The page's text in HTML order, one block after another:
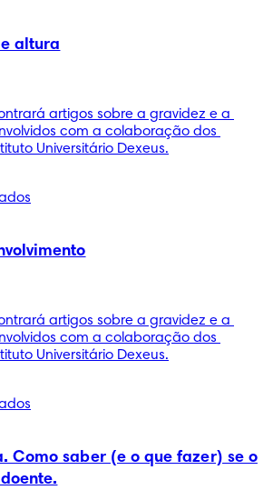
altura
artigos sobre a gravidez e a
com a colaboração dos
Universitário Dexeus.
artigos sobre a gravidez e a
com a colaboração dos
Universitário Dexeus.
Como saber (e o que fazer) se o